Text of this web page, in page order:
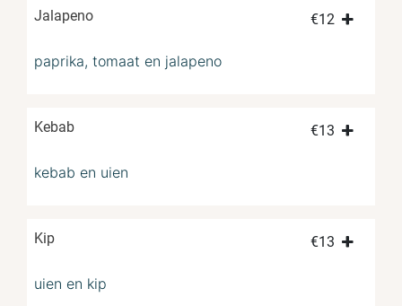
Jalapeno €12
paprika, tomaat en jalapeno
Kebab €13
kebab en uien
Kip €13
uien en kip